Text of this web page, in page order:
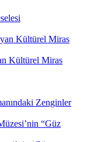
Kültürel Miras
Zenginler